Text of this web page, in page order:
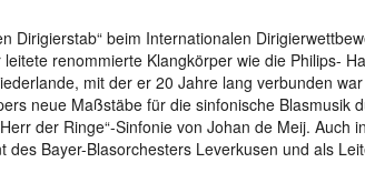
Dirigierstab“ beim Internationalen
renommierte Klangkörper wie die Philips-
mit der er 20 Jahre lang verbunden
neue Maßstäbe für die sinfonische Blasmusik
der Ringe“-Sinfonie von Johan de Meij. Auch
des Bayer-Blasorchesters Leverkusen und als